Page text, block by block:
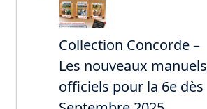
Collection Concorde –
Les nouveaux manuels
officiels pour la 6e dès